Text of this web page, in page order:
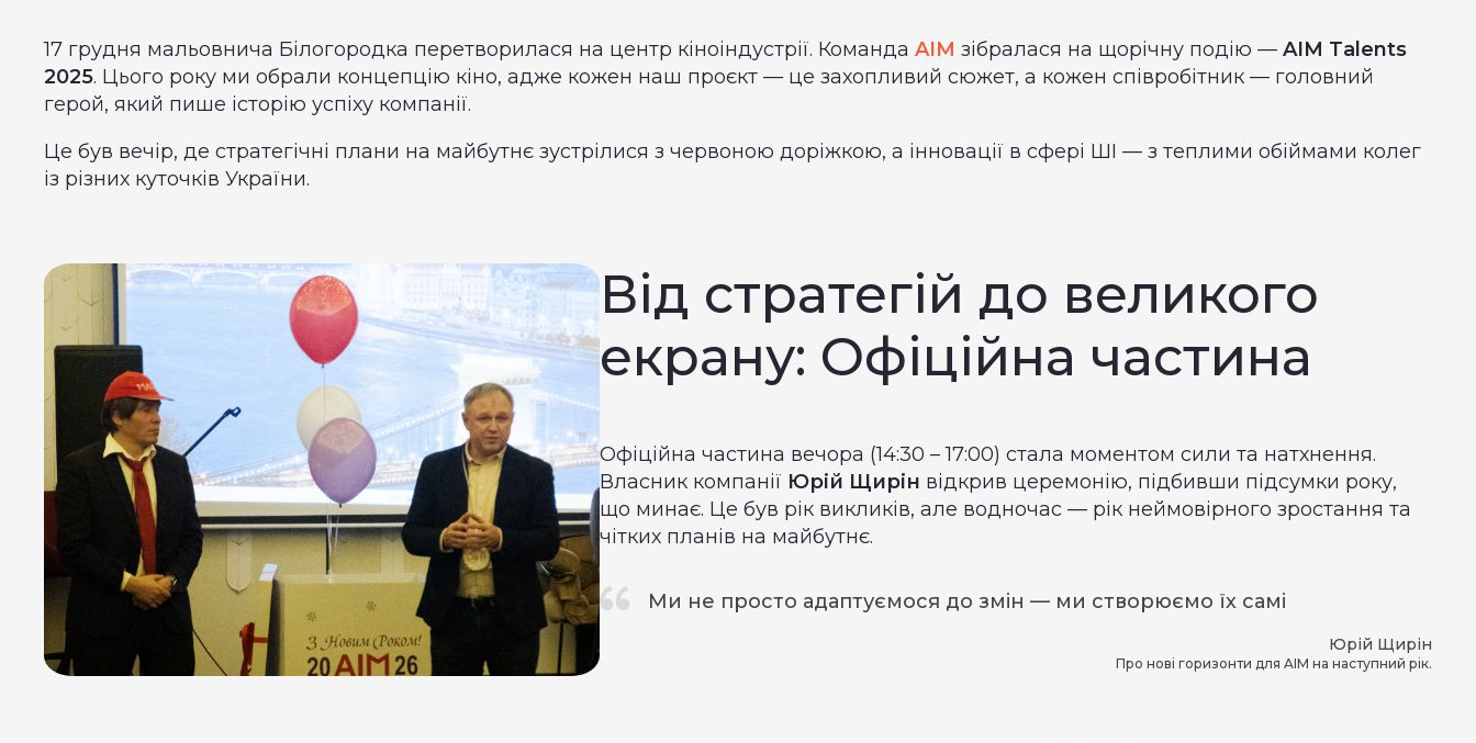
АУДИТ
17 грудня мальовнича Білогородка перетворилася на центр кіноіндустрії. Команда AIM зібралася на щорічну подію — AIM Talents
2025. Цього року ми обрали концепцію кіно, адже кожен наш проєкт — це захопливий сюжет, а кожен співробітник — головний
герой, який пише історію успіху компанії.
Це був вечір, де стратегічні плани на майбутнє зустрілися з червоною доріжкою, а інновації в сфері ШІ — з теплими обіймами колег
із різних куточків України.
Від стратегій до великого
екрану: Офіційна частина
Офіційна частина вечора (14:30 – 17:00) стала моментом сили та натхнення.
Власник компанії Юрій Щирін відкрив церемонію, підбивши підсумки року,
що минає. Це був рік викликів, але водночас — рік неймовірного зростання та
чітких планів на майбутнє.
Ми не просто адаптуємося до змін — ми створюємо їх самі
Юрій Щирін
Про нові горизонти для AIM на наступний рік.